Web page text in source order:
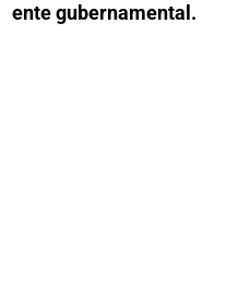
ente gubernamental.